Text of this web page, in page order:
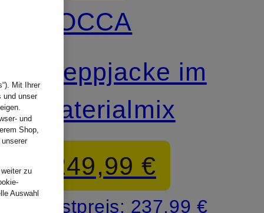
ROCCA
Steppjacke im
Materialmix
249,99 €
Bestpreis: 237,99 €
Mit Ihrer
und unser
und
Shop,
zu
Auswahl